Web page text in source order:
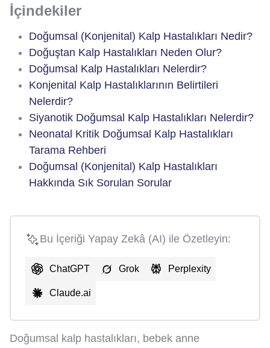
İçindekiler
Doğumsal (Konjenital) Kalp Hastalıkları Nedir?
Doğuştan Kalp Hastalıkları Neden Olur?
Doğumsal Kalp Hastalıkları Nelerdir?
Konjenital Kalp Hastalıklarının Belirtileri
Nelerdir?
Siyanotik Doğumsal Kalp Hastalıkları Nelerdir?
Neonatal Kritik Doğumsal Kalp Hastalıkları
Tarama Rehberi
Doğumsal (Konjenital) Kalp Hastalıkları
Hakkında Sık Sorulan Sorular
Bu İçeriği Yapay Zekâ (AI) ile Özetleyin:
ChatGPT Grok Perplexity
Claude.ai
Doğumsal kalp hastalıkları, bebek anne